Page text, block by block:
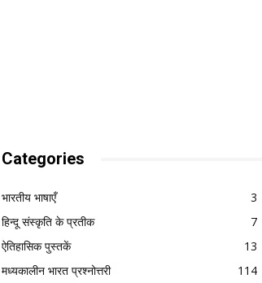
Categories
भारतीय भाषाएँ
3
हिन्दू संस्कृति के प्रतीक
7
ऐतिहासिक पुस्तकें
13
मध्यकालीन भारत प्रश्नोत्तरी
114